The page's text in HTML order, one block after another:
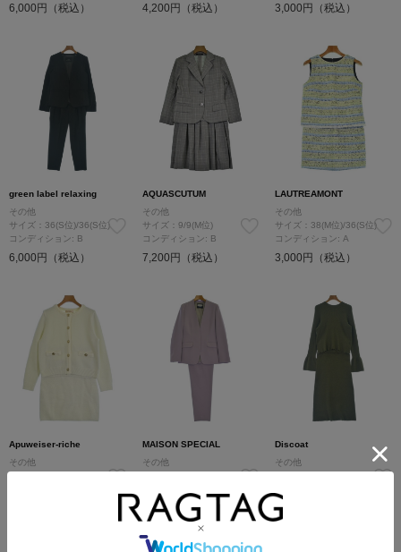
6,000円（税込） 4,200円（税込） 3,000円（税込）
green label relaxing
その他
サイズ：36(S位)/36(S位)
コンディション: B
6,000円（税込）
AQUASCUTUM
その他
サイズ：9/9(M位)
コンディション: B
7,200円（税込）
LAUTREAMONT
その他
サイズ：38(M位)/36(S位)
コンディション: A
3,000円（税込）
Apuweiser-riche
その他
サイズ：2(M位)/2(M位)
MAISON SPECIAL
その他
8,200円（税込）
Discoat
その他
2,400円（税込）